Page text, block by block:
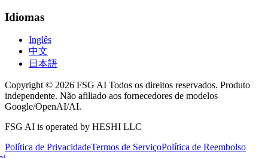
Idiomas
Inglês
中文
日本語
Copyright © 2026 FSG AI Todos os direitos reservados. Produto
independente. Não afiliado aos fornecedores de modelos
Google/OpenAI/AI.
FSG AI is operated by HESHI LLC
Política de PrivacidadeTermos de ServiçoPolítica de Reembolso